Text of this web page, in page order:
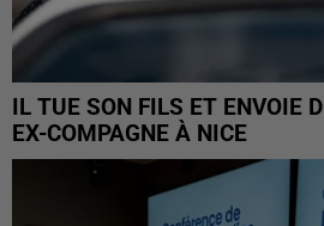
IL TUE SON FILS ET ENVOIE
EX-COMPAGNE À NICE